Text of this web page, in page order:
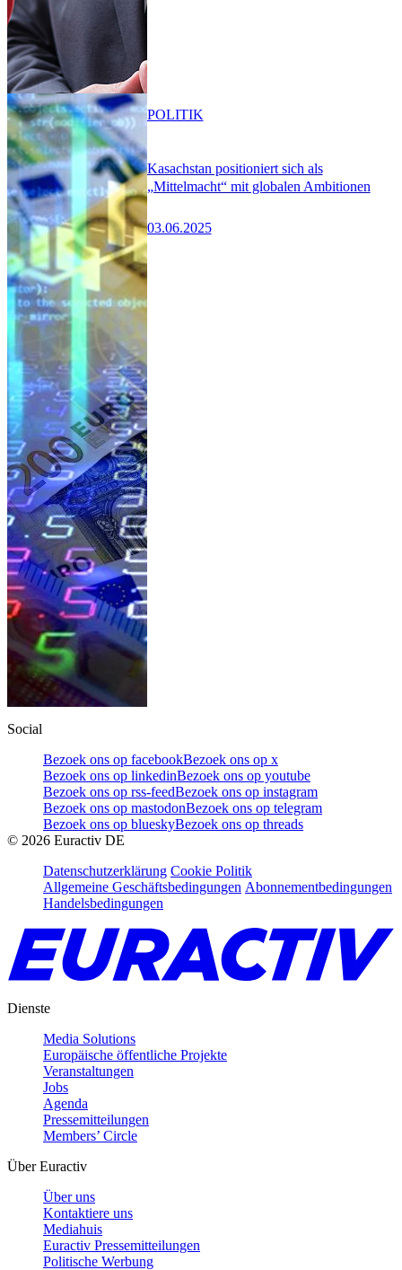
Kasachstan positioniert sich als
„Mittelmacht“ mit globalen Ambitionen
03.06.2025
POLITIK
Social
Bezoek ons op facebookBezoek ons op x
Bezoek ons op linkedinBezoek ons op youtube
Bezoek ons op rss-feedBezoek ons op instagram
Bezoek ons op mastodonBezoek ons op telegram
Bezoek ons op blueskyBezoek ons op threads
© 2026 Euractiv DE
Datenschutzerklärung Cookie Politik
Allgemeine Geschäftsbedingungen Abonnementbedingungen
Handelsbedingungen
Dienste
Media Solutions
Europäische öffentliche Projekte
Veranstaltungen
Jobs
Agenda
Pressemitteilungen
Members’ Circle
Über Euractiv
Über uns
Kontaktiere uns
Mediahuis
Euractiv Pressemitteilungen
Politische Werbung